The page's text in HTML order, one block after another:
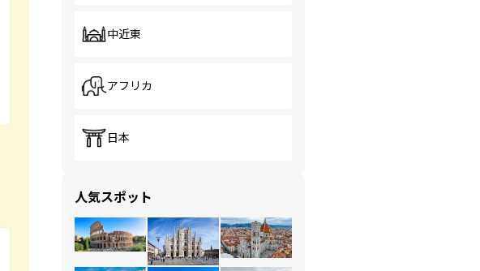
中近東
アフリカ
日本
人気スポット